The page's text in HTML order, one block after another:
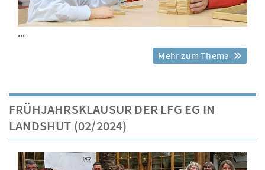
...
Mehr zum Thema
FRÜHJAHRSKLAUSUR DER LFG EG IN
LANDSHUT (02/2024)